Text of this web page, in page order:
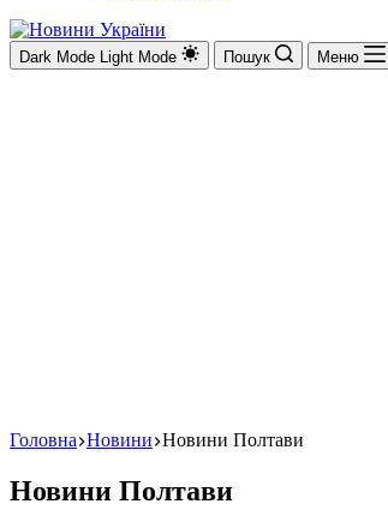
Dark Mode Light Mode Пошук Меню
Головна Новини Новини Полтави
Новини Полтави